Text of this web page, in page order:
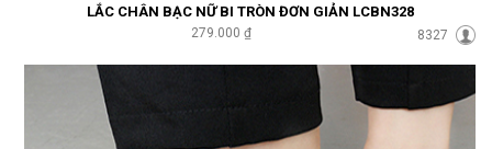
LẮC CHÂN BẠC NỮ BI TRÒN ĐƠN GIẢN LCBN328
279.000 ₫ 8327